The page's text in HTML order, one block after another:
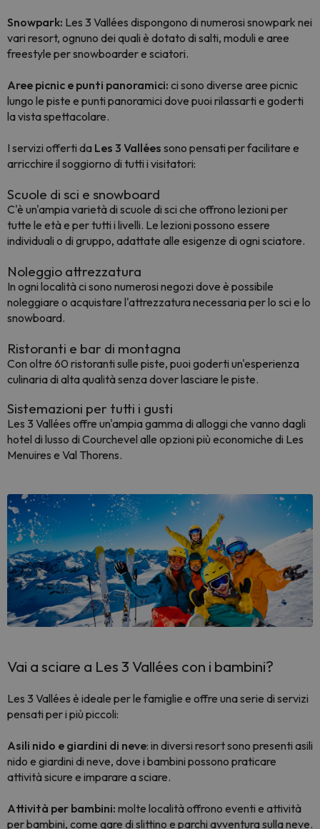
Snowpark: Les 3 Vallées dispongono di numerosi snowpark nei
vari resort, ognuno dei quali è dotato di salti, moduli e aree
freestyle per snowboarder e sciatori.
Aree picnic e punti panoramici: ci sono diverse aree picnic
lungo le piste e punti panoramici dove puoi rilassarti e goderti
la vista spettacolare.
I servizi offerti da Les 3 Vallées sono pensati per facilitare e
arricchire il soggiorno di tutti i visitatori:
Scuole di sci e snowboard
C'è un'ampia varietà di scuole di sci che offrono lezioni per
tutte le età e per tutti i livelli. Le lezioni possono essere
individuali o di gruppo, adattate alle esigenze di ogni sciatore.
Noleggio attrezzatura
In ogni località ci sono numerosi negozi dove è possibile
noleggiare o acquistare l'attrezzatura necessaria per lo sci e lo
snowboard.
Ristoranti e bar di montagna
Con oltre 60 ristoranti sulle piste, puoi goderti un'esperienza
culinaria di alta qualità senza dover lasciare le piste.
Sistemazioni per tutti i gusti
Les 3 Vallées offre un'ampia gamma di alloggi che vanno dagli
hotel di lusso di Courchevel alle opzioni più economiche di Les
Menuires e Val Thorens.
Vai a sciare a Les 3 Vallées con i bambini?
Les 3 Vallées è ideale per le famiglie e offre una serie di servizi
pensati per i più piccoli:
Asili nido e giardini di neve: in diversi resort sono presenti asili
nido e giardini di neve, dove i bambini possono praticare
attività sicure e imparare a sciare.
Attività per bambini: molte località offrono eventi e attività
per bambini, come gare di slittino e parchi avventura sulla neve.